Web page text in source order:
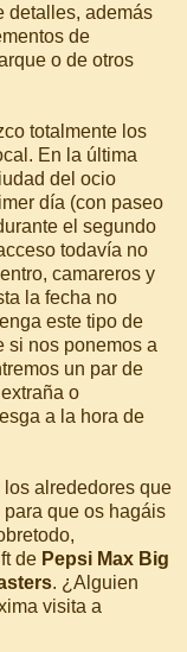
detalles, además
de
o de otros
totalmente los
En la última
del ocio
día (con paseo
el segundo
todavía no
camareros y
la fecha no
este tipo de
si nos ponemos a
un par de
o
a la hora de
alrededores que
que os hagáis
de Pepsi Max Big
. ¿Alguien
visita a